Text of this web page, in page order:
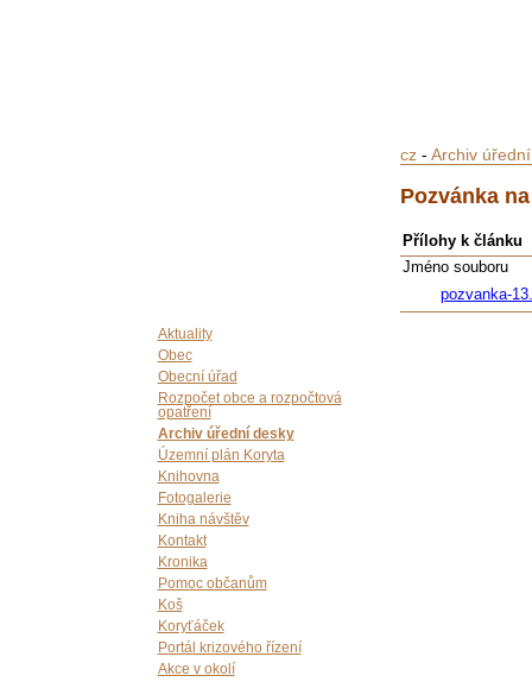
Aktuality
Obec
Obecní úřad
Rozpočet obce a rozpočtová
opatření
Archiv úřední desky
Územní plán Koryta
Knihovna
Fotogalerie
Kniha návštěv
Kontakt
Kronika
Pomoc občanům
Koš
Koryťáček
Portál krizového řízení
Akce v okolí
cz- Archiv
Pozvánka
Přílohy k článku
Jméno souboru
pozvanka-